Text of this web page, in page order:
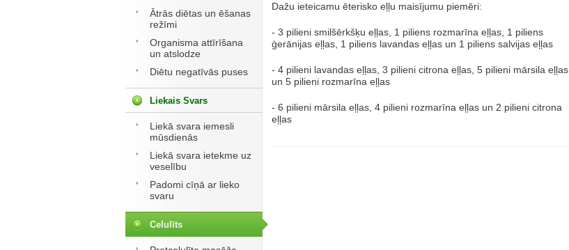
Ātrās diētas un ēšanas
režīmi
Organisma attīrīšana
un atslodze
Diētu negatīvās puses
Liekais Svars
Liekā svara iemesli
mūsdienās
Liekā svara ietekme uz
veselību
Padomi cīņā ar lieko
svaru
Celulīts
Dažu ieteicamu ēterisko eļļu maisījumu piemēri:
- 3 pilieni smilšērkšķu eļļas, 1 piliens rozmarīna eļļas, 1 piliens
ģerānijas eļļas, 1 piliens lavandas eļļas un 1 piliens salvijas eļļas
- 4 pilieni lavandas eļļas, 3 pilieni citrona eļļas, 5 pilieni mārsila eļļas
un 5 pilieni rozmarīna eļļas
- 6 pilieni mārsila eļļas, 4 pilieni rozmarīna eļļas un 2 pilieni citrona
eļļas